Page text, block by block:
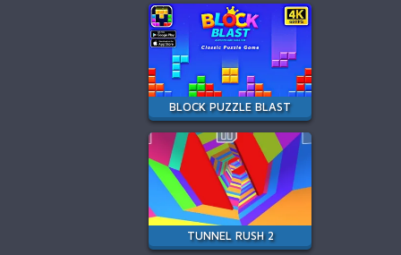
BLOCK PUZZLE BLAST
TUNNEL RUSH 2